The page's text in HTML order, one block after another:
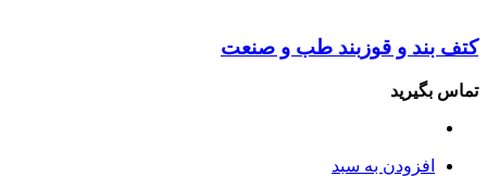
کتف بند و قوزبند طب و صنعت
تماس بگیرید
افزودن به سبد